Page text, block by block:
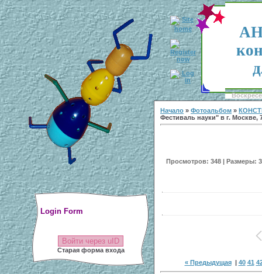
Login Form
Войти через uID
Старая форма входа
Начало » Фотоальбом »
Фестиваль науки" в г. Москве,
Просмотров: 348 | Размеры:
« Предыдущая| 40 41